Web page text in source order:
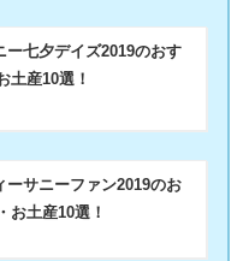
ー七夕デイズ2019のおす
土産10選！
ーサニーファン2019のお
お土産10選！